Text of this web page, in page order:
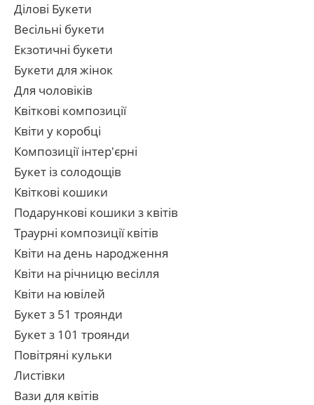
Ділові Букети
Весільні букети
Екзотичні букети
Букети для жінок
Для чоловіків
Квіткові композиції
Квіти у коробці
Композиції інтер'єрні
Букет із солодощів
Квіткові кошики
Подарункові кошики з квітів
Траурні композиції квітів
Квіти на день народження
Квіти на річницю весілля
Квіти на ювілей
Букет з 51 троянди
Букет з 101 троянди
Повітряні кульки
Листівки
Вази для квітів